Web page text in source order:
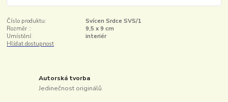
Číslo produktu:
Svícen Srdce SVS/1
Rozměr ::
9,5 x 9 cm
Umístění:
interiér
Hlídat dostupnost
Autorská tvorba
Jedinečnost originálů